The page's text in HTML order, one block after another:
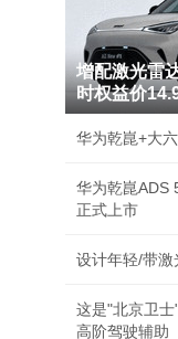
增配激光雷
时权益价
华为乾崑+大
华为乾崑ADS
正式上市
设计年轻/带
这是"北京卫
高阶驾驶辅助